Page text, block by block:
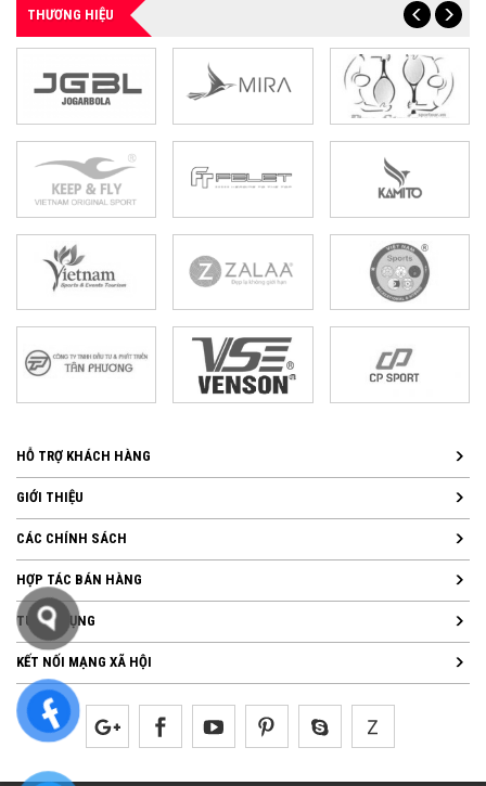
THƯƠNG HIỆU
HỖ TRỢ KHÁCH HÀNG
GIỚI THIỆU
CÁC CHÍNH SÁCH
HỢP TÁC BÁN HÀNG
TUYỂN DỤNG
KẾT NỐI MẠNG XÃ HỘI